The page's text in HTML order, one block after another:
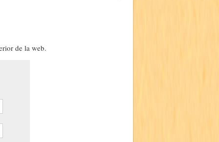
de la web.